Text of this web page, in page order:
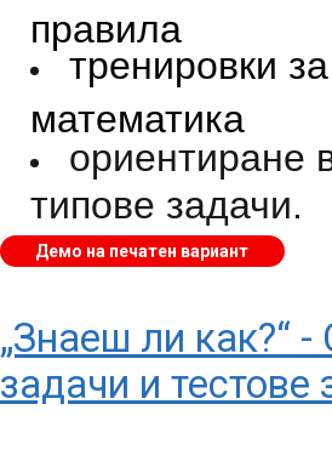
правила
тренировки
математика
ориентиране
типове задачи.
Демо на печатен вариант
„Знаеш ли как?“
задачи и тестове